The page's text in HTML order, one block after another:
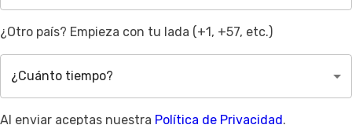
¿Otro país? Empieza con tu lada (+1, +57, etc.)
¿Cuánto tiempo?
Al enviar aceptas nuestra Política de Privacidad.